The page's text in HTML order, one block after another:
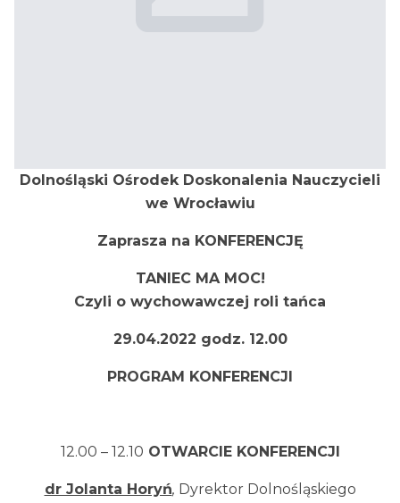
Dolnośląski Ośrodek Doskonalenia Nauczycieli
we Wrocławiu
Zaprasza na KONFERENCJĘ
TANIEC MA MOC!
Czyli o wychowawczej roli tańca
29.04.2022 godz. 12.00
PROGRAM KONFERENCJI
12.00 – 12.10 OTWARCIE KONFERENCJI
dr Jolanta Horyń, Dyrektor Dolnośląskiego